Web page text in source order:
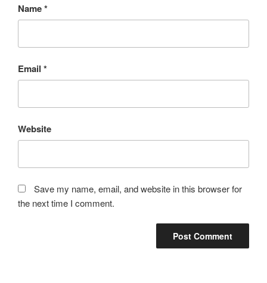
Name*
Email *
Website
Save my name, email, and website in this browser for
the next time I comment.